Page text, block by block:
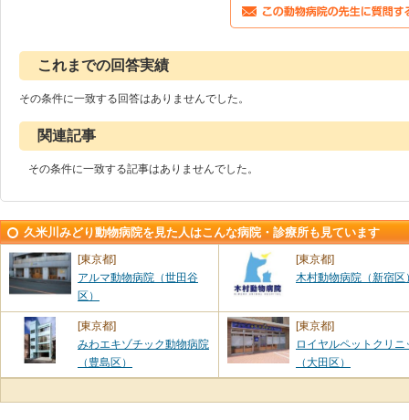
これまでの回答実績
その条件に一致する回答はありませんでした。
関連記事
その条件に一致する記事はありませんでした。
久米川みどり動物病院を見た人はこんな病院・診療所も見ています
[東京都]
アルマ動物病院（世田谷
区）
[東京都]
木村動物病院（新宿区
[東京都]
みわエキゾチック動物病院
（豊島区）
[東京都]
ロイヤルペットクリニ
（大田区）